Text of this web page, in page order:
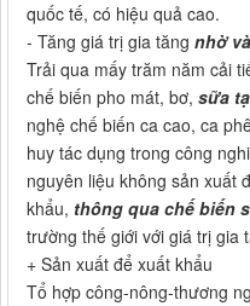
quốc tế, có hiệu quả cao.
- Tăng giá trị gia tăng nhờ
Trải qua mấy trăm năm cải
chế biến pho mát, bơ, sữa
nghệ chế biến ca cao, ca
huy tác dụng trong công
nguyên liệu không sản xuất
khẩu, thông qua chế biến
trường thế giới với giá trị gia
+ Sản xuất để xuất khẩu
Tổ hợp công-nông-thương